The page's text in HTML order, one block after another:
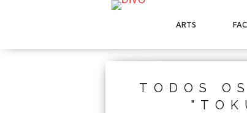
ARTS
TODOS